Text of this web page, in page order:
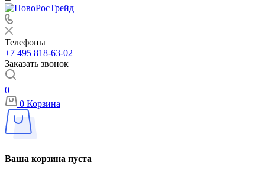
Телефоны
+7 495 818-63-02
Заказать звонок
0
0 Корзина
Ваша корзина пуста